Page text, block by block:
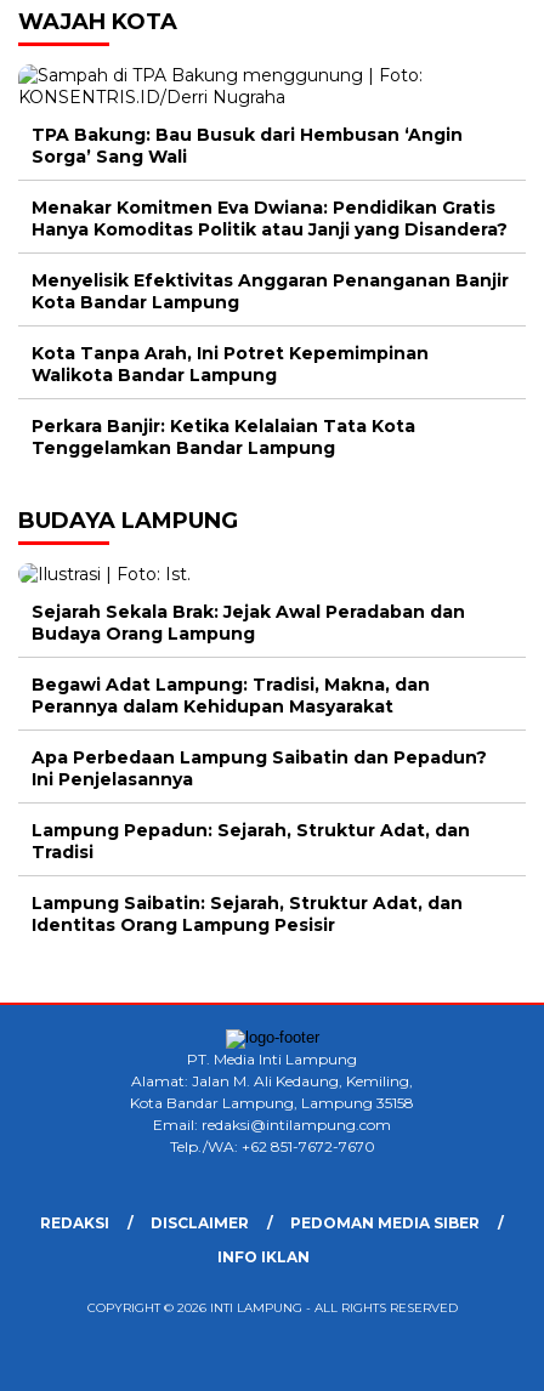
WAJAH KOTA
TPA Bakung: Bau Busuk dari Hembusan ‘Angin
Sorga’ Sang Wali
Menakar Komitmen Eva Dwiana: Pendidikan Gratis
Hanya Komoditas Politik atau Janji yang Disandera?
Menyelisik Efektivitas Anggaran Penanganan Banjir
Kota Bandar Lampung
Kota Tanpa Arah, Ini Potret Kepemimpinan
Walikota Bandar Lampung
Perkara Banjir: Ketika Kelalaian Tata Kota
Tenggelamkan Bandar Lampung
BUDAYA LAMPUNG
Sejarah Sekala Brak: Jejak Awal Peradaban dan
Budaya Orang Lampung
Begawi Adat Lampung: Tradisi, Makna, dan
Perannya dalam Kehidupan Masyarakat
Apa Perbedaan Lampung Saibatin dan Pepadun?
Ini Penjelasannya
Lampung Pepadun: Sejarah, Struktur Adat, dan
Tradisi
Lampung Saibatin: Sejarah, Struktur Adat, dan
Identitas Orang Lampung Pesisir
PT. Media Inti Lampung
Alamat: Jalan M. Ali Kedaung, Kemiling,
Kota Bandar Lampung, Lampung 35158
Email: redaksi@intilampung.com
Telp./WA: +62 851-7672-7670
REDAKSI DISCLAIMER
PEDOMAN MEDIA SIBER
INFO IKLAN
COPYRIGHT © 2026 INTI LAMPUNG - ALL RIGHTS RESERVED